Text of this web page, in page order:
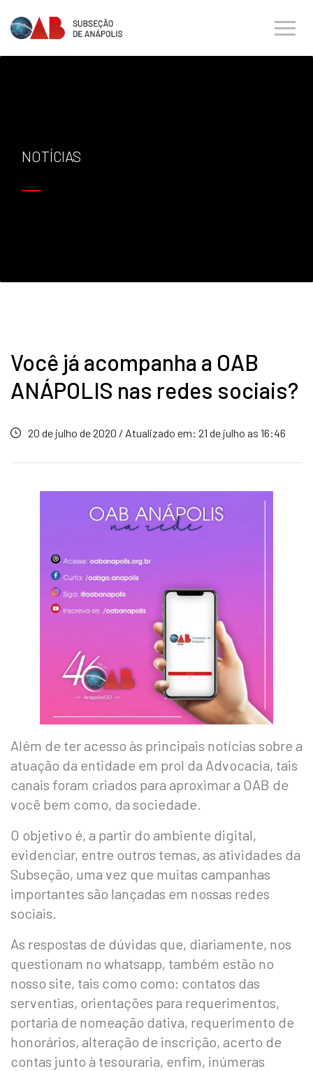
NOTÍCIAS
Você já acompanha a OAB
ANÁPOLIS nas redes sociais?
20 de julho de 2020 / Atualizado em: 21 de julho as 16:46
Além de ter acesso às principais notícias sobre a
atuação da entidade em prol da Advocacia, tais
canais foram criados para aproximar a OAB de
você bem como, da sociedade.
O objetivo é, a partir do ambiente digital,
evidenciar, entre outros temas, as atividades da
Subseção, uma vez que muitas campanhas
importantes são lançadas em nossas redes
sociais.
As respostas de dúvidas que, diariamente, nos
questionam no whatsapp, também estão no
nosso site, tais como como: contatos das
serventias, orientações para requerimentos,
portaria de nomeação dativa, requerimento de
honorários, alteração de inscrição, acerto de
contas junto à tesouraria, enfim, inúmeras